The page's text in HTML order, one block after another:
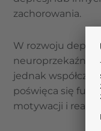
zachorowania.
W rozwoju
jednak
poświęca się
motywacji i reakcji